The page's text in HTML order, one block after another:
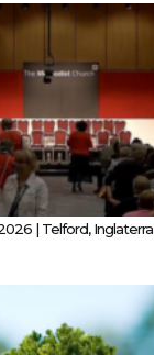
| Telford, Inglaterra